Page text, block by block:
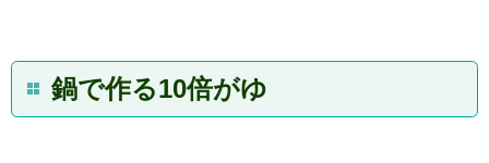
鍋で作る10倍がゆ